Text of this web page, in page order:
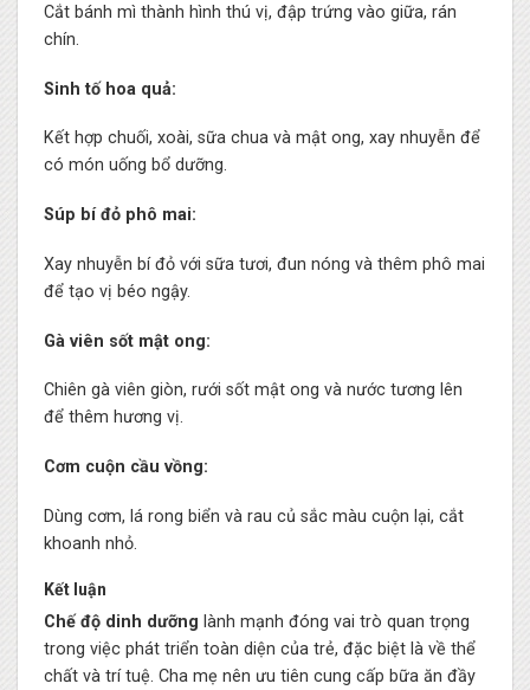
Cắt bánh mì thành hình thú vị, đập trứng vào giữa, rán
chín.
Sinh tố hoa quả:
Kết hợp chuối, xoài, sữa chua và mật ong, xay nhuyễn để
có món uống bổ dưỡng.
Súp bí đỏ phô mai:
Xay nhuyễn bí đỏ với sữa tươi, đun nóng và thêm phô mai
để tạo vị béo ngậy.
Gà viên sốt mật ong:
Chiên gà viên giòn, rưới sốt mật ong và nước tương lên
để thêm hương vị.
Cơm cuộn cầu vồng:
Dùng cơm, lá rong biển và rau củ sắc màu cuộn lại, cắt
khoanh nhỏ.
Kết luận
Chế độ dinh dưỡng lành mạnh đóng vai trò quan trọng
trong việc phát triển toàn diện của trẻ, đặc biệt là về thể
chất và trí tuệ. Cha mẹ nên ưu tiên cung cấp bữa ăn đầy